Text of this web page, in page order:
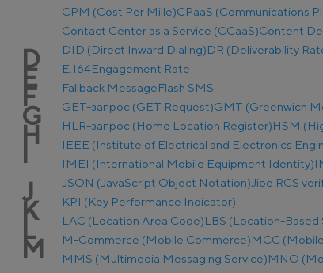
CPM (Cost Per Mille)CPaaS (Communications
Contact Center as a Service (CCaaS)Content
D DID (Direct Inward Dialing)DR (Deliverability
E E.164Engagement Rate
F Fallback MessageFlash SMS
G GET-запрос (GET Request)GMT (Greenwich
H HLR-запрос (Home Location Register)HSM
IEEE (Institute of Electrical and Electronics
IMEI (International Mobile Equipment Identity)
J JSON (JavaScript Object Notation)Jibe RCS
K KPI (Key Performance Indicator)
L LAC (Location Area Code)LBS (Location-Based
M M-Commerce (Mobile Commerce)MCC
MMS (Multimedia Messaging Service)MNO